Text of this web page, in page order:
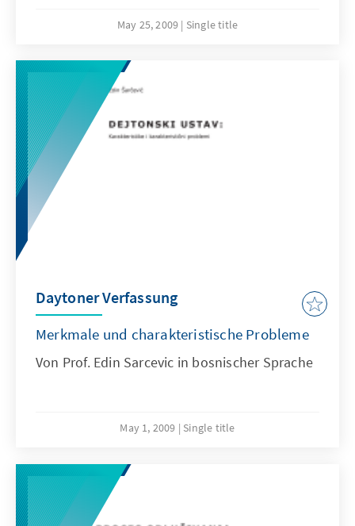
der Grundlage von einem Meidienmonitoring
Auslandsbüro in Bosninen und Herzegowina
der Konrad-Adenauer-Stiftung und dem
Balkan Investigative Reporting Network auf
bosnisch/kroatisch/serbischer und englischer
Sprache herausgegeben.
May 25, 2009 Single title
Daytoner Verfassung
Merkmale und charakteristische Probleme
Von Prof. Edin Sarcevic in bosnischer Sprache
May 1, 2009 Single title